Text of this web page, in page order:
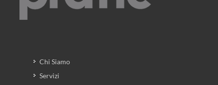
Chi Siamo
Servizi